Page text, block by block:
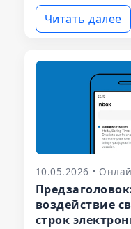
Читать далее
10.05.2026 •
воздействие
строк